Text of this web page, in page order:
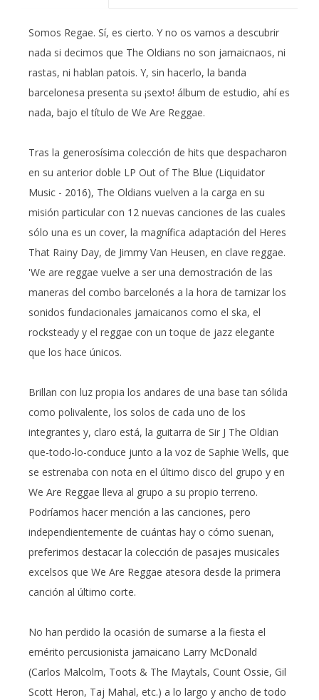
Somos Regae. Sí, es cierto. Y no os vamos a descubrir
nada si decimos que The Oldians no son jamaicnaos, ni
rastas, ni hablan patois. Y, sin hacerlo, la banda
barcelonesa presenta su ¡sexto! álbum de estudio, ahí es
nada, bajo el título de We Are Reggae.
Tras la generosísima colección de hits que despacharon
en su anterior doble LP Out of The Blue (Liquidator
Music - 2016), The Oldians vuelven a la carga en su
misión particular con 12 nuevas canciones de las cuales
sólo una es un cover, la magnífica adaptación del Heres
That Rainy Day, de Jimmy Van Heusen, en clave reggae.
'We are reggae vuelve a ser una demostración de las
maneras del combo barcelonés a la hora de tamizar los
sonidos fundacionales jamaicanos como el ska, el
rocksteady y el reggae con un toque de jazz elegante
que los hace únicos.
Brillan con luz propia los andares de una base tan sólida
como polivalente, los solos de cada uno de los
integrantes y, claro está, la guitarra de Sir J The Oldian
que-todo-lo-conduce junto a la voz de Saphie Wells, que
se estrenaba con nota en el último disco del grupo y en
We Are Reggae lleva al grupo a su propio terreno.
Podríamos hacer mención a las canciones, pero
independientemente de cuántas hay o cómo suenan,
preferimos destacar la colección de pasajes musicales
excelsos que We Are Reggae atesora desde la primera
canción al último corte.
No han perdido la ocasión de sumarse a la fiesta el
emérito percusionista jamaicano Larry McDonald
(Carlos Malcolm, Toots & The Maytals, Count Ossie, Gil
Scott Heron, Taj Mahal, etc.) a lo largo y ancho de todo